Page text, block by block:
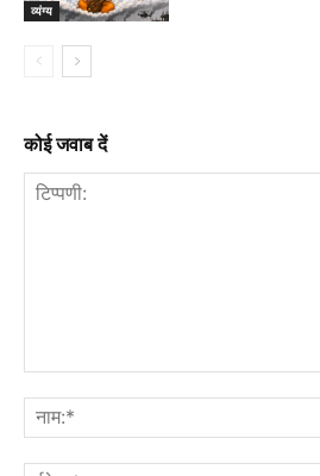
व्यंग्य
कोई जवाब दें